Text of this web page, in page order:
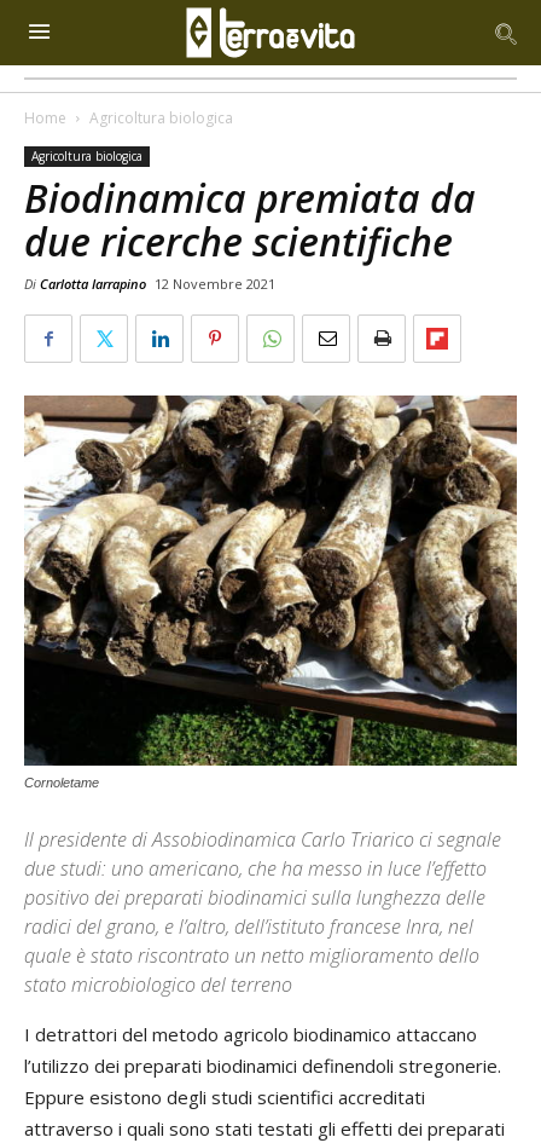
Home Agricoltura biologica
Agricoltura biologica
Biodinamica premiata da
due ricerche scientifiche
Di Carlotta Iarrapino 12 Novembre 2021
Cornoletame
Il presidente di Assobiodinamica Carlo Triarico ci segnale
due studi: uno americano, che ha messo in luce l’effetto
positivo dei preparati biodinamici sulla lunghezza delle
radici del grano, e l’altro, dell’istituto francese Inra, nel
quale è stato riscontrato un netto miglioramento dello
stato microbiologico del terreno
I detrattori del metodo agricolo biodinamico attaccano
l’utilizzo dei preparati biodinamici definendoli stregonerie.
Eppure esistono degli studi scientifici accreditati
attraverso i quali sono stati testati gli effetti dei preparati